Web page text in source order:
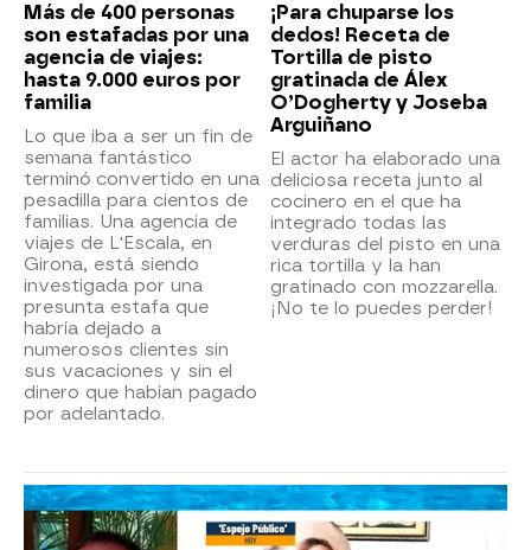
Más de 400 personas
son estafadas por una
agencia de viajes:
hasta 9.000 euros por
familia
Lo que iba a ser un fin de
semana fantástico
terminó convertido en una
pesadilla para cientos de
familias. Una agencia de
viajes de L'Escala, en
Girona, está siendo
investigada por una
presunta estafa que
habría dejado a
numerosos clientes sin
sus vacaciones y sin el
dinero que habían pagado
por adelantado.
¡Para chuparse los
dedos! Receta de
Tortilla de pisto
gratinada de Álex
O’Dogherty y Joseba
Arguiñano
El actor ha elaborado una
deliciosa receta junto al
cocinero en el que ha
integrado todas las
verduras del pisto en una
rica tortilla y la han
gratinado con mozzarella.
¡No te lo puedes perder!